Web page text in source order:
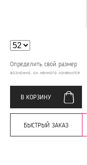
Определить свой размер
возможно, он немного изменился
В КОРЗИНУ
БЫСТРЫЙ ЗАКАЗ